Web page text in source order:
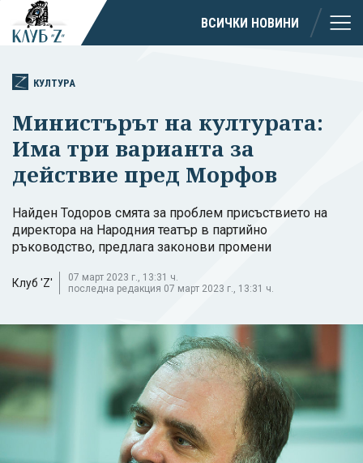
ВСИЧКИ НОВИНИ
КУЛТУРА
Министърът на културата:
Има три варианта за
действие пред Морфов
Найден Тодоров смята за проблем присъствието на
директора на Народния театър в партийно
ръководство, предлага законови промени
Клуб 'Z'
07 март 2023 г., 13:31 ч.
последна редакция 07 март 2023 г., 13:31 ч.